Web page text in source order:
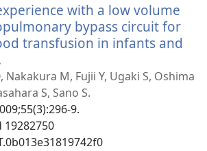
вікні)
with a low volume
bypass circuit for
transfusion in infants and
у
новому
вікні)
Nakakura M, Fujii Y, Ugaki S, Oshima
S, Sano S.
9.
19282750